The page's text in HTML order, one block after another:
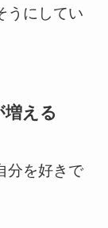
うにしてい
える
分を好きで